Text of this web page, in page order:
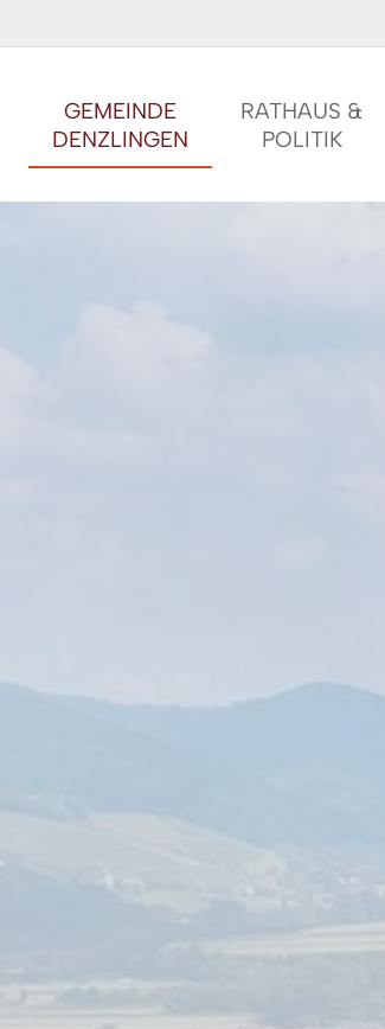
GEMEINDE
DENZLINGEN
RATHAUS &
POLITIK